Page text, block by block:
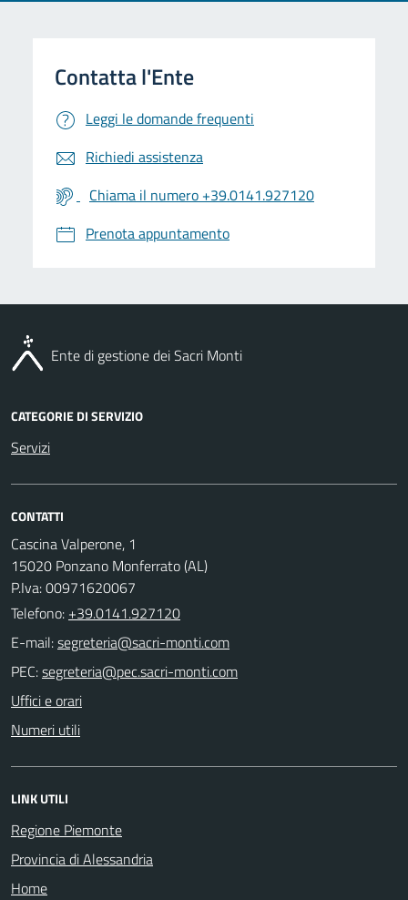
Leggi le domande frequenti
Richiedi assistenza
Chiama il numero +39.0141.927120
Prenota appuntamento
Ente di gestione dei Sacri Monti
CATEGORIE DI SERVIZIO
Servizi
CONTATTI
Cascina Valperone, 1
15020 Ponzano Monferrato (AL)
P.Iva: 00971620067
Telefono: +39.0141.927120
E-mail:
PEC:
Uffici e orari
Numeri utili
LINK UTILI
Regione Piemonte
Provincia di Alessandria
Home